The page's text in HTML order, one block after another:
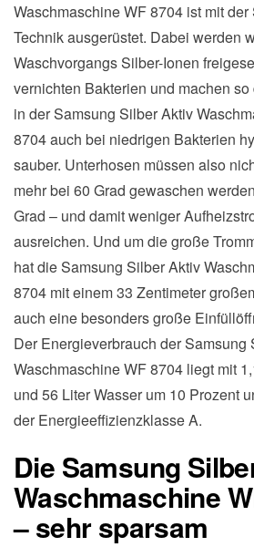
Waschmaschine WF 8704 ist mit
Technik ausgerüstet. Dabei werden
Waschvorgangs Silber-Ionen
vernichten Bakterien und machen
in der Samsung Silber Aktiv
8704 auch bei niedrigen Bakterien
sauber. Unterhosen müssen also
mehr bei 60 Grad gewaschen
Grad – und damit weniger
ausreichen. Und um die große
hat die Samsung Silber Aktiv
8704 mit einem 33 Zentimeter
auch eine besonders große
Der Energieverbrauch der Samsung
Waschmaschine WF 8704 liegt mit
und 56 Liter Wasser um 10 Prozent
der Energieeffizienzklasse A.
Die Samsung
Waschmaschine
– sehr sparsam